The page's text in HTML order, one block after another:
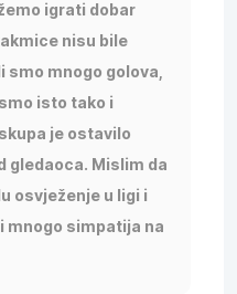
igrati dobar
nisu bile
smo mnogo golova,
isto tako i
je ostavilo
gledaoca. Mislim da
osvježenje u ligi i
mnogo simpatija na